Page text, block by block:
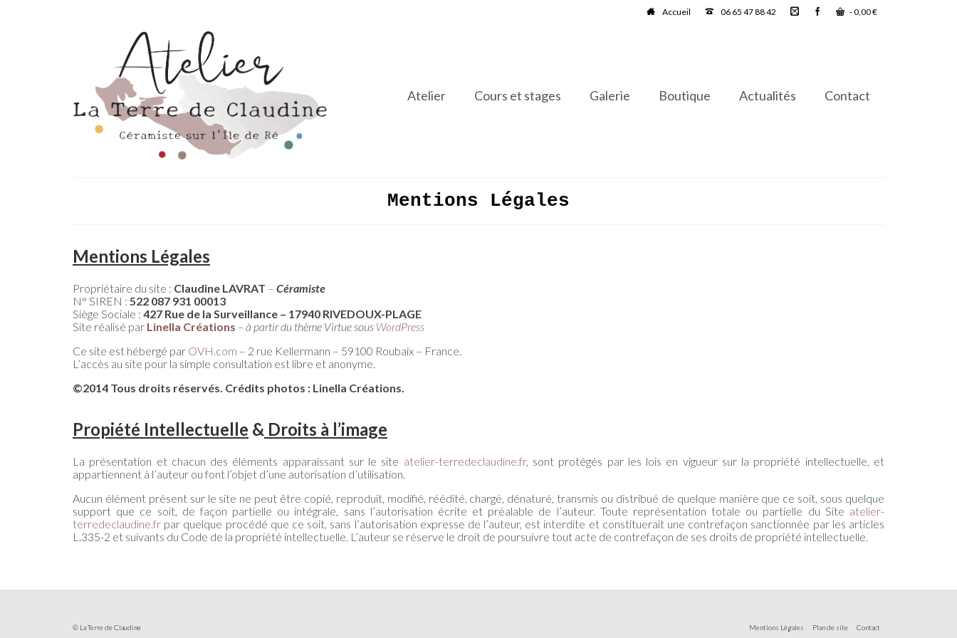
Accueil 06 65 47 88 42 -0,00€
Atelier Cours et stages Galerie Boutique Actualités Contact
Mentions Légales
Mentions Légales
Propriétaire du site : Claudine LAVRAT – Céramiste
N° SIREN : 522 087 931 00013
Siège Sociale : 427 Rue de la Surveillance – 17940 RIVEDOUX-PLAGE
Site réalisé par Linella Créations – à partir du thème Virtue sous WordPress
Ce site est hébergé par OVH.com – 2 rue Kellermann – 59100 Roubaix – France.
L’accès au site pour la simple consultation est libre et anonyme.
©2014 Tous droits réservés. Crédits photos : Linella Créations
Propiété Intellectuelle & Droits à l’image
La présentation et chacun des éléments apparaissant sur le site atelier-terredeclaudine.fr, sont protégés par les lois en vigueur sur la propriété intellectuelle, et
appartiennent à l’auteur ou font l’objet d’une autorisation d’utilisation.
Aucun élément présent sur le site ne peut être copié, reproduit, modifié, réédité, chargé, dénaturé, transmis ou distribué de quelque manière que ce soit, sous quelque
support que ce soit, de façon partielle ou intégrale, sans l’autorisation écrite et préalable de l’auteur. Toute représentation totale ou partielle du Site atelier-
terredeclaudine.fr par quelque procédé que ce soit, sans l’autorisation expresse de l’auteur, est interdite et constituerait une contrefaçon sanctionnée par les articles
L.335-2 et suivants du Code de la propriété intellectuelle. L’auteur se réserve le droit de poursuivre tout acte de contrefaçon de ses droits de propriété intellectuelle.
Mentions Légales Plan de site Contact
© La Terre de Claudine